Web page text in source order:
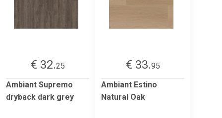
€ 32.25
Ambiant Supremo
dryback dark grey
€ 33.95
Ambiant Estino
Natural Oak